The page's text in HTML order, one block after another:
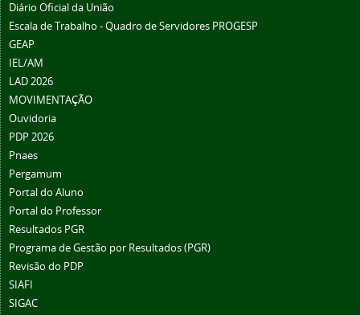
Diário Oficial da União
Escala de Trabalho - Quadro de Servidores PROGESP
GEAP
IEL/AM
LAD 2026
MOVIMENTAÇÃO
Ouvidoria
PDP 2026
Pnaes
Pergamum
Portal do Aluno
Portal do Professor
Resultados PGR
Programa de Gestão por Resultados (PGR)
Revisão do PDP
SIAFI
SIGAC